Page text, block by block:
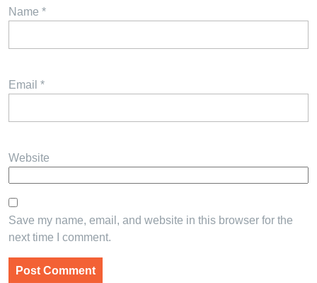
Name *
Email *
Website
Save my name, email, and website in this browser for the
next time I comment.